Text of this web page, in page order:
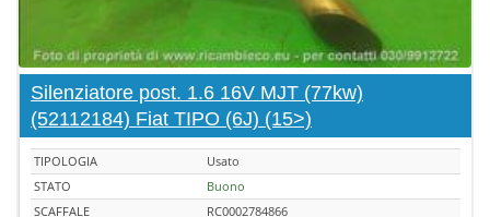
Silenziatore post. 1.6 16V MJT (77kw)
(52112184) Fiat TIPO (6J) (15>)
TIPOLOGIA
Usato
STATO
Buono
SCAFFALE
RC0002784866